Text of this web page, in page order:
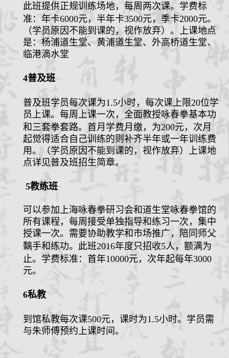
此班提供正规训练场地，每周两次课。学费标
准： 年卡6000元，半年卡3500元，季卡2000元。
（学员原因不能到课的，视作放弃）。上课地点
是：杨浦道生堂、黄浦道生堂、外高桥道生堂、
临港滴水堂
4普及班
普及班学员每次课为1.5小时，每次课上限20位学
员上课。每周上课一次，全面教授咏春拳基本功
和三套拳套路。首月学费月缴，为200元，次月
起觉得适合自己训练的则补齐半年或一年训练费
用。（学员原因不能到课的，视作放弃）上课地
点详见普及班招生简章。
5教练班
可以参加上海咏春拳研习会和道生堂咏春拳馆的
所有课程，每周接受单独指导和练习一次，集中
授课一次。需要协助教学和市场推广，陪同师父
黐手和练功。此班2016年度只招收5人，额满为
止。学费标准：首年10000元，次年起每年3000
元。
6私教
到馆私教每次课500元，课时为1.5小时。学员需
与朱师傅预约上课时间。